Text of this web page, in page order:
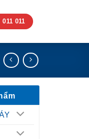
011 011